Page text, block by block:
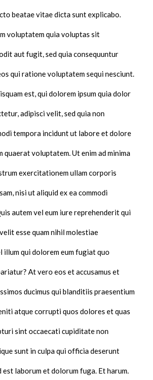
beatae vitae dicta sunt explicabo.
voluptatem quia voluptas sit
aut fugit, sed quia consequuntur
qui ratione voluptatem sequi nesciunt.
est, qui dolorem ipsum quia dolor
adipisci velit, sed quia non
tempora incidunt ut labore et dolore
quaerat voluptatem. Ut enim ad minima
exercitationem ullam corporis
nisi ut aliquid ex ea commodi
autem vel eum iure reprehenderit qui
esse quam nihil molestiae
illum qui dolorem eum fugiat quo
At vero eos et accusamus et
ducimus qui blanditiis praesentium
atque corrupti quos dolores et quas
sint occaecati cupiditate non
sunt in culpa qui officia deserunt
est laborum et dolorum fuga. Et harum.